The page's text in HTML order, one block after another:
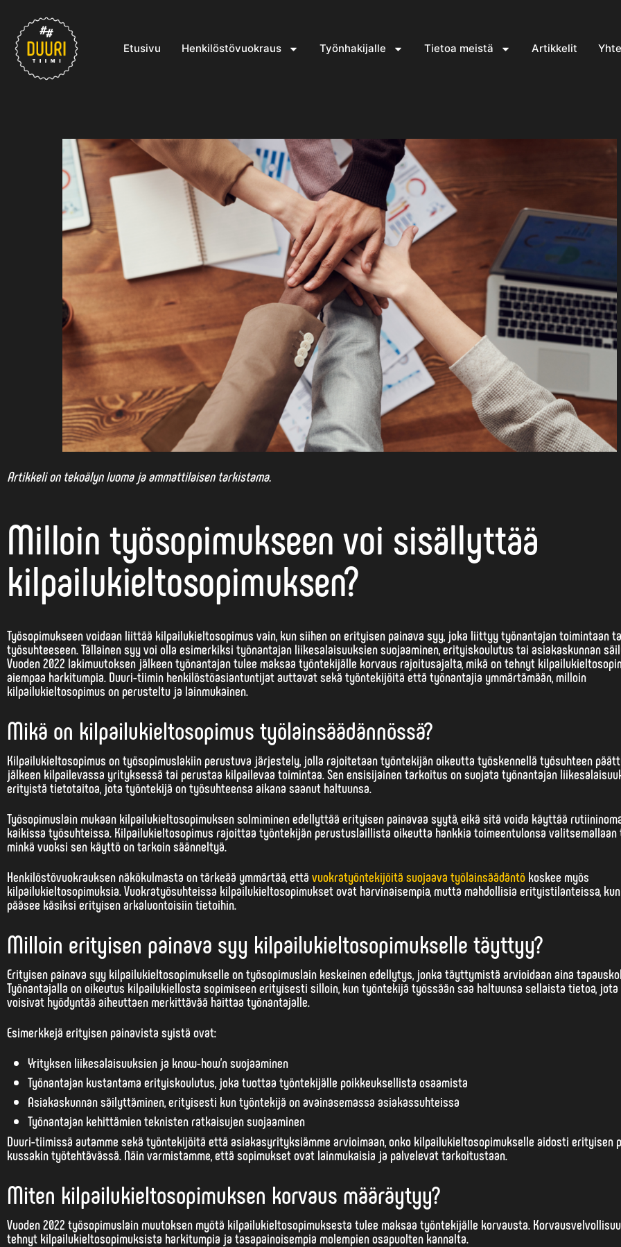
Etusivu Henkilöstövuokraus Työnhakijalle Tietoa meistä Artikkelit
Artikkeli on tekoälyn luoma ja ammattilaisen tarkistama.
Milloin työsopimukseen voi sisällyttää
kilpailukieltosopimuksen?
Työsopimukseen voidaan liittää kilpailukieltosopimus vain, kun siihen on erityisen painava syy, joka liittyy työnantajan toimintaan
työsuhteeseen. Tällainen syy voi olla esimerkiksi työnantajan liikesalaisuuksien suojaaminen, erityiskoulutus tai asiakaskunnan
Vuoden 2022 lakimuutoksen jälkeen työnantajan tulee maksaa työntekijälle korvaus rajoitusajalta, mikä on tehnyt
aiempaa harkitumpia. Duuri-tiimin henkilöstöasiantuntijat auttavat sekä työntekijöitä että työnantajia ymmärtämään, milloin
kilpailukieltosopimus on perusteltu ja lainmukainen.
Mikä on kilpailukieltosopimus työlainsäädännössä?
Kilpailukieltosopimus on työsopimuslakiin perustuva järjestely, jolla rajoitetaan työntekijän oikeutta työskennellä työsuhteen
jälkeen kilpailevassa yrityksessä tai perustaa kilpailevaa toimintaa. Sen ensisijainen tarkoitus on suojata työnantajan
erityistä tietotaitoa , jota työntekijä on työsuhteensa aikana saanut haltuunsa.
Työsopimuslain mukaan kilpailukieltosopimuksen solmiminen edellyttää erityisen painavaa syytä, eikä sitä voida käyttää
kaikissa työsuhteissa. Kilpailukieltosopimus rajoittaa työntekijän perustuslaillista oikeutta hankkia toimeentulonsa valitsemallaan
minkä vuoksi sen käyttö on tarkoin säänneltyä.
Henkilöstövuokrauksen näkökulmasta on tärkeää ymmärtää, että vuokratyöntekijöitä suojaava työlainsäädäntö koskee myös
kilpailukieltosopimuksia. Vuokratyösuhteissa kilpailukieltosopimukset ovat harvinaisempia, mutta mahdollisia erityistilanteissa,
pääsee käsiksi erityisen arkaluontoisiin tietoihin.
Milloin erityisen painava syy kilpailukieltosopimukselle täyttyy?
Erityisen painava syy kilpailukieltosopimukselle on työsopimuslain keskeinen edellytys, jonka täyttymistä arvioidaan aina
Työnantajalla on oikeutus kilpailukiellosta sopimiseenerityisesti silloin, kun työntekijä työssään saa haltuunsa sellaista tietoa,
voisivat hyödyntää aiheuttaen merkittävää haittaa työnantajalle.
Esimerkkejä erityisen painavista syistä ovat:
Yrityksen liikesalaisuuksien ja know-how’n suojaaminen
Työnantajan kustantama erityiskoulutus, joka tuottaa työntekijälle poikkeuksellista osaamista
Asiakaskunnan säilyttäminen, erityisesti kun työntekijä on avainasemassa asiakassuhteissa
Työnantajan kehittämien teknisten ratkaisujen suojaaminen
Duuri-tiimissä autamme sekä työntekijöitä että asiakasyrityksiämme arvioimaan, onko kilpailukieltosopimukselle aidosti erityisen
kussakin työtehtävässä. Näin varmistamme, että sopimukset ovat lainmukaisia ja palvelevat tarkoitustaan.
Miten kilpailukieltosopimuksen korvaus määräytyy?
Vuoden 2022 työsopimuslain muutoksen myötä kilpailukieltosopimuksesta tulee maksaa työntekijälle korvausta.
tehnyt kilpailukieltosopimuksista harkitumpia ja tasapainoisempia molempien osapuolten kannalta.